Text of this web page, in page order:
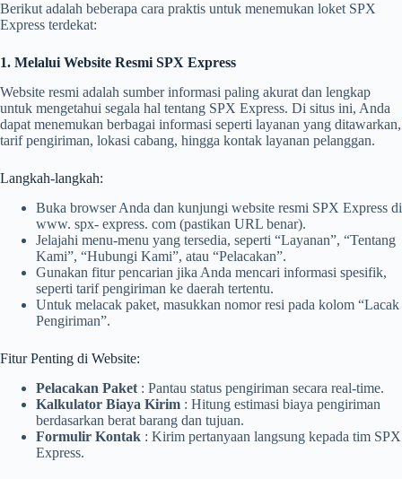
Berikut adalah beberapa cara praktis untuk menemukan loket SPX
Express terdekat:
1. Melalui Website Resmi SPX Express
Website resmi adalah sumber informasi paling akurat dan lengkap
untuk mengetahui segala hal tentang SPX Express. Di situs ini, Anda
dapat menemukan berbagai informasi seperti layanan yang ditawarkan,
tarif pengiriman, lokasi cabang, hingga kontak layanan pelanggan.
Langkah-langkah:
Buka browser Anda dan kunjungi website resmi SPX Express di
www. spx- express. com (pastikan URL benar).
Jelajahi menu-menu yang tersedia, seperti “Layanan”, “Tentang
Kami”, “Hubungi Kami”, atau “Pelacakan”.
Gunakan fitur pencarian jika Anda mencari informasi spesifik,
seperti tarif pengiriman ke daerah tertentu.
Untuk melacak paket, masukkan nomor resi pada kolom “Lacak
Pengiriman”.
Fitur Penting di Website:
Pelacakan Paket : Pantau status pengiriman secara real-time.
Kalkulator Biaya Kirim : Hitung estimasi biaya pengiriman
berdasarkan berat barang dan tujuan.
Formulir Kontak : Kirim pertanyaan langsung kepada tim SPX
Express.